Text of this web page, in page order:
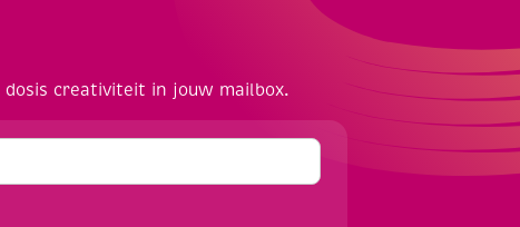
creativiteit in jouw mailbox.